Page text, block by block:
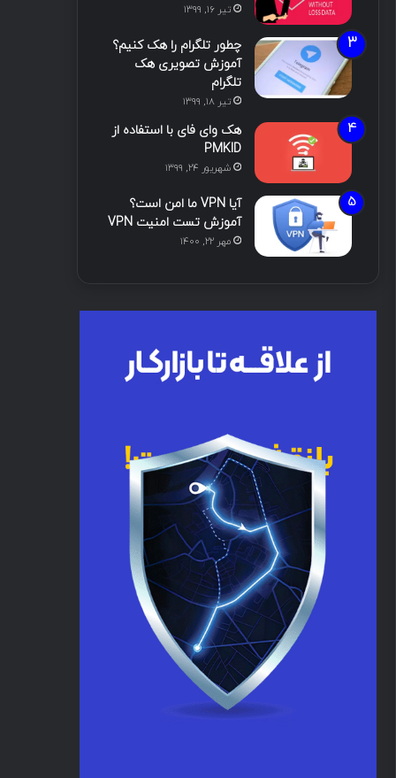
تیر ۱۶, ۱۳۹۹
چطور تلگرام را هک کنیم؟
آموزش تصویری هک
تلگرام
تیر ۱۸, ۱۳۹۹
هک وای فای با استفاده از
PMKID
شهریور ۲۴, ۱۳۹۹
آیا VPN ما امن است؟
آموزش تست امنیت VPN
مهر ۲۲, ۱۴۰۰